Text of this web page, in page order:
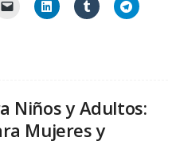
Niños y Adultos:
Mujeres y